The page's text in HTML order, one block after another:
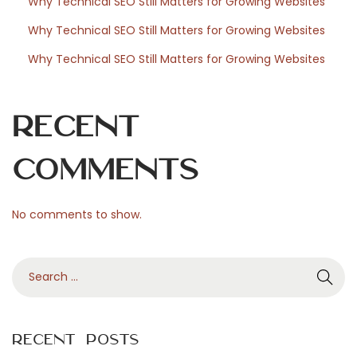
b
e
b
x
o
Why Technical SEO Still Matters for Growing Websites
Why Technical SEO Still Matters for Growing Websites
Recent
Comments
No comments to show.
rRecent Posts